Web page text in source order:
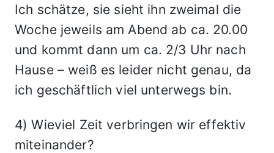
Ich schätze, sie sieht ihn zweimal die
Woche jeweils am Abend ab ca. 20.00
und kommt dann um ca. 2/3 Uhr nach
Hause – weiß es leider nicht genau, da
ich geschäftlich viel unterwegs bin.
4) Wieviel Zeit verbringen wir effektiv
miteinander?